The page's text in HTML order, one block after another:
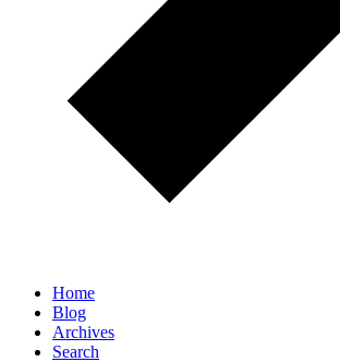
Home
Blog
Archives
Search